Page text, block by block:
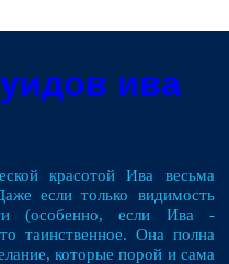
ива
красотой Ива весьма
если только видимость
(особенно, если Ива -
таинственное. Она полна
которые порой и сама